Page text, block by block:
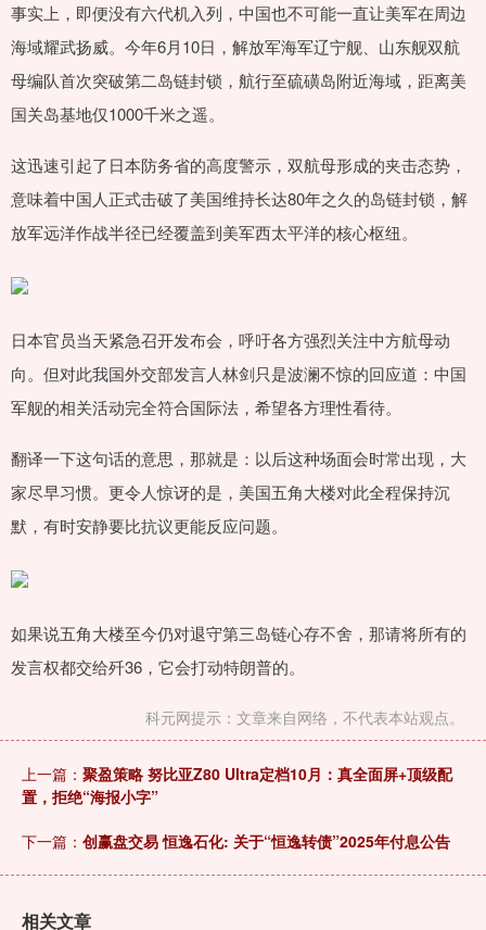
事实上，即便没有六代机入列，中国也不可能一直让美军在周边
海域耀武扬威。今年6月10日，解放军海军辽宁舰、山东舰双航
母编队首次突破第二岛链封锁，航行至硫磺岛附近海域，距离美
国关岛基地仅1000千米之遥。
这迅速引起了日本防务省的高度警示，双航母形成的夹击态势，
意味着中国人正式击破了美国维持长达80年之久的岛链封锁，解
放军远洋作战半径已经覆盖到美军西太平洋的核心枢纽。
日本官员当天紧急召开发布会，呼吁各方强烈关注中方航母动
向。但对此我国外交部发言人林剑只是波澜不惊的回应道：中国
军舰的相关活动完全符合国际法，希望各方理性看待。
翻译一下这句话的意思，那就是：以后这种场面会时常出现，大
家尽早习惯。更令人惊讶的是，美国五角大楼对此全程保持沉
默，有时安静要比抗议更能反应问题。
如果说五角大楼至今仍对退守第三岛链心存不舍，那请将所有的
发言权都交给歼36，它会打动特朗普的。
科元网提示：文章来自网络，不代表本站观点。
上一篇： 聚盈策略 努比亚Z80 Ultra定档10月：真全面屏+顶级配
置，拒绝“海报小字”
下一篇： 创赢盘交易 恒逸石化: 关于“恒逸转债”2025年付息公告
相关文章